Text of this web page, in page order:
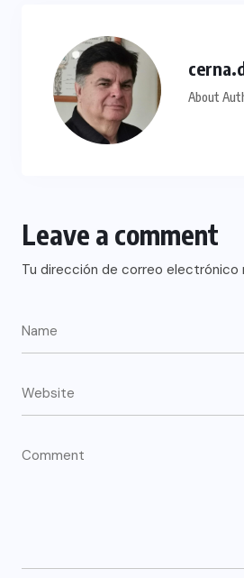
About
Leave a comment
Tu dirección de correo electrónico